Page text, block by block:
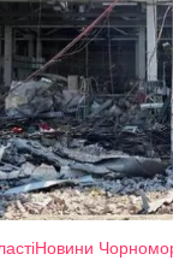
Новини